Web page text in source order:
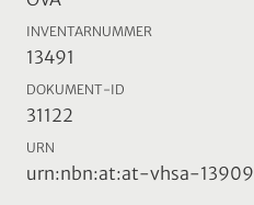
INVENTARNUMMER
13491
DOKUMENT-ID
31122
URN
urn:nbn:at:at-vhsa-13909